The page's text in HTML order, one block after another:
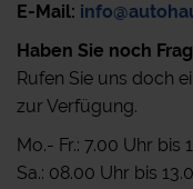
E-Mail:
Haben Sie noch
Rufen Sie uns doch
zur Verfügung.
Mo.- Fr.: 7.00 Uhr bis
Sa.: 08.00 Uhr bis